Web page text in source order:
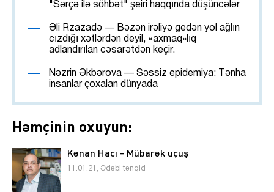
"Sərçə ilə söhbət" şeiri haqqında düşüncələr
Əli Rzazadə — Bəzən irəliyə gedən yol ağlın
cızdığı xətlərdən deyil, «axmaq»lıq
adlandırılan cəsarətdən keçir.
Nəzrin Əkbərova — Səssiz epidemiya: Tənha
insanlar çoxalan dünyada
Həmçinin oxuyun:
Kənan Hacı - Mübarək uçuş
11.01.21, Ədəbi tənqid